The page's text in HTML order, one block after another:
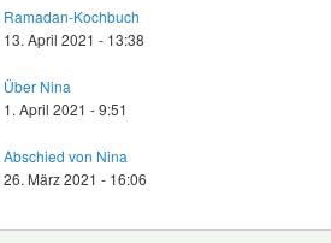
Ramadan-Kochbuch
13. April 2021 - 13:38
Über Nina
1. April 2021 - 9:51
Abschied von Nina
26. März 2021 - 16:06